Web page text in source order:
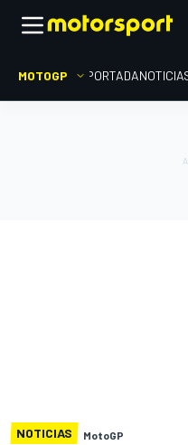
MOTOGP PORTADA
NOTICIAS MotoGP